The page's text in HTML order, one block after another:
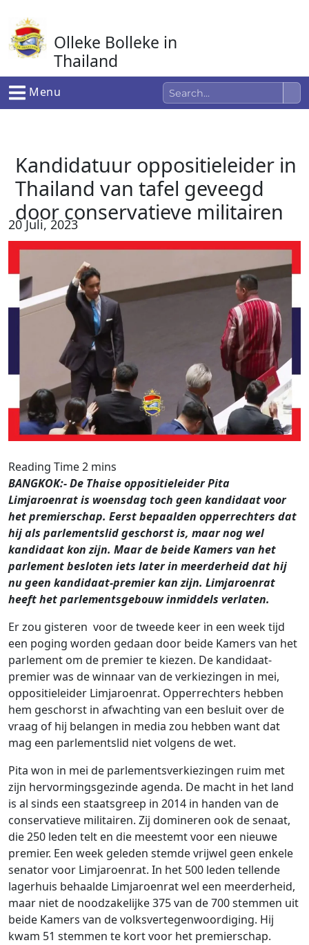
naar
de
inhoud
Olleke Bolleke in
Thailand
In Thailand
Menu
Kandidatuur oppositieleider in
Thailand van tafel geveegd
door conservatieve militairen
20 Juli, 2023
BANGKOK:- De Thaise oppositieleider Pita
Limjaroenrat is woensdag toch geen kandidaat voor
het premierschap. Eerst bepaalden opperrechters dat
hij als parlementslid geschorst is, maar nog wel
kandidaat kon zijn. Maar de beide Kamers van het
parlement besloten iets later in meerderheid dat hij
nu geen kandidaat-premier kan zijn. Limjaroenrat
heeft het parlementsgebouw inmiddels verlaten.
Er zou gisteren voor de tweede keer in een week tijd
een poging worden gedaan door beide Kamers van het
parlement om de premier te kiezen. De kandidaat-
premier was de winnaar van de verkiezingen in mei,
oppositieleider Limjaroenrat. Opperrechters hebben
hem geschorst in afwachting van een besluit over de
vraag of hij belangen in media zou hebben want dat
mag een parlementslid niet volgens de wet.
Pita won in mei de parlementsverkiezingen ruim met
zijn hervormingsgezinde agenda. De macht in het land
is al sinds een staatsgreep in 2014 in handen van de
conservatieve militairen. Zij domineren ook de senaat,
die 250 leden telt en die meestemt voor een nieuwe
premier. Een week geleden stemde vrijwel geen enkele
senator voor Limjaroenrat. In het 500 leden tellende
lagerhuis behaalde Limjaroenrat wel een meerderheid,
maar niet de noodzakelijke 375 van de 700 stemmen uit
beide Kamers van de volksvertegenwoordiging. Hij
kwam 51 stemmen te kort voor het premierschap.